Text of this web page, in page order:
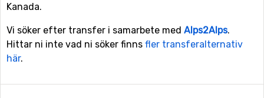
Kanada.
Vi söker efter transfer i samarbete med Alps2Alps.
Hittar ni inte vad ni söker finns fler transferalternativ
här.